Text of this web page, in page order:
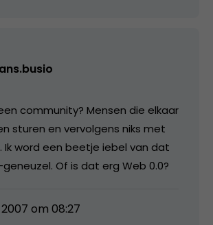
community? Mensen die elkaar
sturen en vervolgens niks met
Ik word een beetje iebel van dat
Of is dat erg Web 0.0?
om 08:27